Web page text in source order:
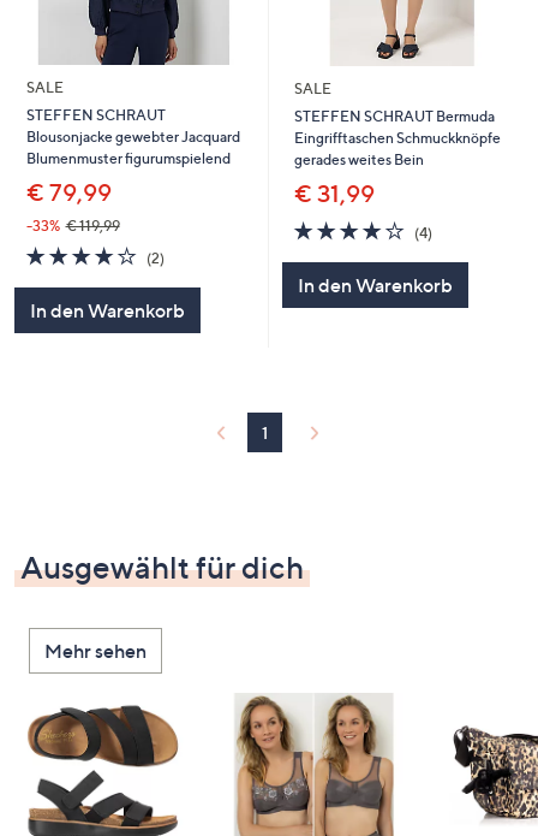
SALE
STEFFEN SCHRAUT
Blousonjacke gewebter Jacquard
Blumenmuster figurumspielend
€ 79,99
-33% € 119,99
4.0
von
(2)2
In den Warenkorb
SALE
STEFFEN SCHRAUT Bermuda
Eingrifftaschen Schmuckknöpfe
gerades weites Bein
€ 31,99
4.0
von
(4)4
In den Warenkorb
1
Ausgewählt für dich
Mehr sehen